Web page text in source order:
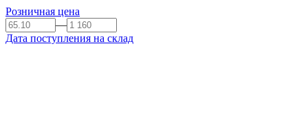
Розничная цена
—
Дата поступления на склад